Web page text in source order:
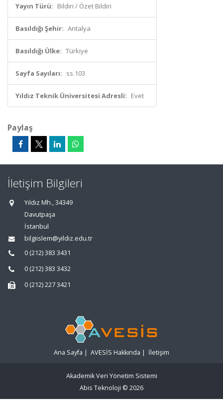
Yayın Türü: Bildiri / Özet Bildiri
Basıldığı Şehir: Antalya
Basıldığı Ülke: Türkiye
Sayfa Sayıları: ss.103
Yıldız Teknik Üniversitesi Adresli: Evet
Paylaş
İletişim Bilgileri
Yıldız Mh., 34349
Davutpaşa
İstanbul
bilgiislem@yildiz.edu.tr
0 (212) 383 3431
0 (212) 383 3432
0 (212) 227 3421
Ana Sayfa | AVESİS Hakkında | İletişim
Akademik Veri Yönetim Sistemi
Abis Teknoloji © 2026